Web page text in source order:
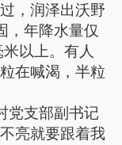
，润泽出沃野
，年降水量仅
以上。有人
在喊渴，半粒
党支部副书记
亮就要跟着我